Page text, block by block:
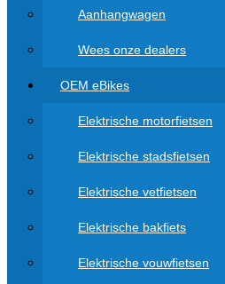
Aanhangwagen
Wees onze dealers
OEM eBikes
Elektrische motorfietsen
Elektrische stadsfietsen
Elektrische vetfietsen
Elektrische bakfiets
Elektrische vouwfietsen